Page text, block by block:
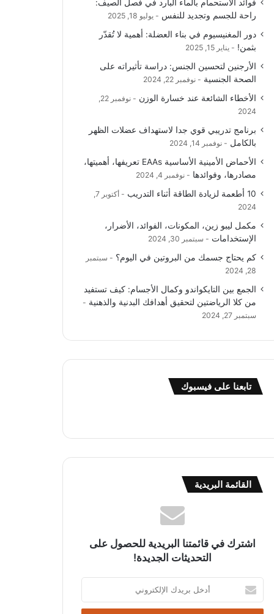
فوائد الاستحمام بالماء البارد في فصل الصيف:
راحة للجسم وتجديد للنفس
يوليو 18, 2025
دور المغنيسيوم في بناء العضلة: أهمية لا تُقدّر
بثمن!
يناير 15, 2025
الأرجنين لتحسين الجنس: دراسة تأثيراته على
الصحة الجنسية
نوفمبر 22, 2024
الأخطاء الشائعة عند خسارة الوزن
نوفمبر 22,
2024
برنامج تدريبي قوي جدا لاستهداف عضلات الظهر
بالكامل
نوفمبر 14, 2024
الأحماض الأمينية الأساسية EAAs تعريفها، أهميتها،
مصادرها، وفوائدها
نوفمبر 4, 2024
10 أطعمة لزيادة الطاقة أثناء التدريب
أكتوبر 7,
2024
مكمل ليبو زين، المكونات، الفوائد، الأضرار،
الإستخدامات
سبتمبر 30, 2024
كم يحتاج جسمك من البروتين في اليوم؟
سبتمبر
28, 2024
الجمع بين التايكواندو وكمال الأجسام: كيف تستفيد
من كلا الرياضتين لتحقيق أهدافك البدنية والذهنية
سبتمبر 27, 2024
تابعنا على فيسبوك
القائمة البريدية
اشترك في قائمتنا البريدية للحصول على
التحديثات الجديدة!
بريدك
الإلكتروني